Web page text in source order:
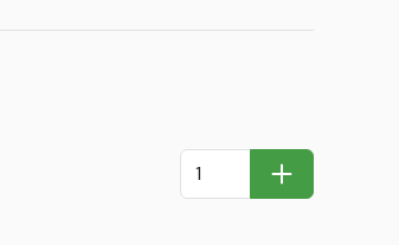
In Winkelwagen